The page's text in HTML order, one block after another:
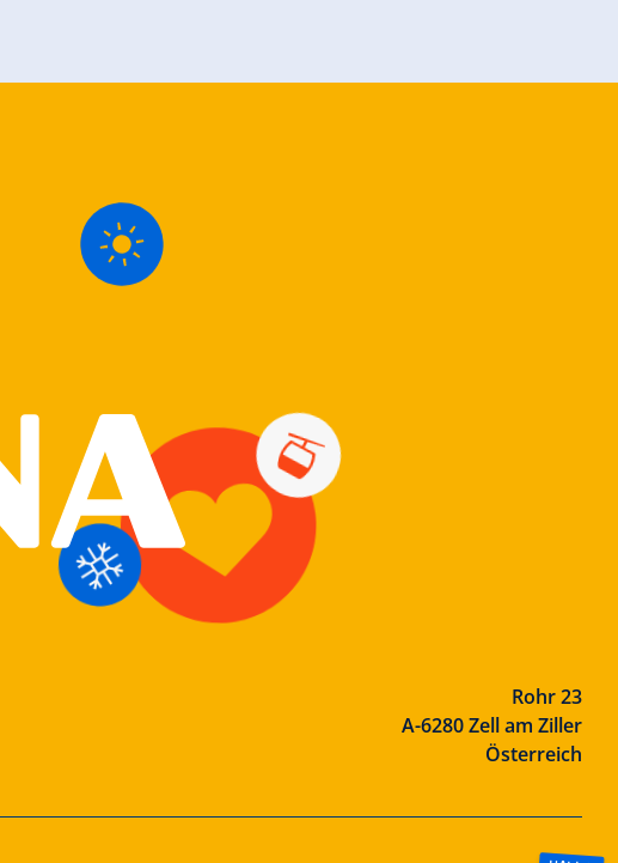
Rohr 23
A-6280 Zell am Ziller
Österreich